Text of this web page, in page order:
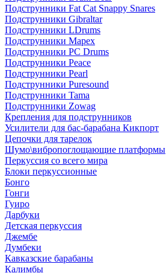
Подструнники Fat Cat Snappy Snares
Подструнники Gibraltar
Подструнники LDrums
Подструнники Mapex
Подструнники PC Drums
Подструнники Peace
Подструнники Pearl
Подструнники Puresound
Подструнники Tama
Подструнники Zowag
Крепления для подструнников
Усилители для бас-барабана Кикпорт
Цепочки для тарелок
Шумо\вибропоглощающие платформы
Перкуссия со всего мира
Блоки перкуссионные
Бонго
Гонги
Гуиро
Дарбуки
Детская перкуссия
Джембе
Думбеки
Кавказские барабаны
Калимбы